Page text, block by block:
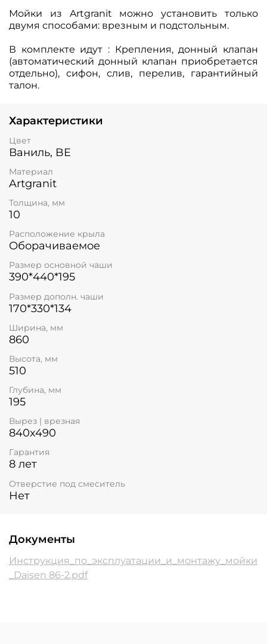
Мойки из Artgranit можно установить только
двумя способами: врезным и подстольным.
В комплекте идут : Крепления, донный клапан
(автоматический донный клапан приобретается
отдельно), сифон, слив, перелив, гарантийный
талон.
Характеристики
Цвет
Ваниль, BE
Материал
Artgranit
Толщина, мм
10
Расположение крыла
Оборачиваемое
Размер основной чаши
390*440*195
Размер дополн. чаши
170*330*134
Ширина, мм
860
Высота, мм
510
Глубина, мм
195
Вырез | врезная
840x490
Гарантия
8 лет
Отверстие под смеситель
Нет
Документы
Инструкция_по_эксплуатации_и_монтажу_мойки
_Daisen 86-2.pdf